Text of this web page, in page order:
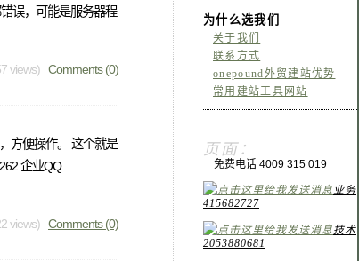
误，可能是服务器程
views) Comments (0)
方便操作。 这个就是
企业QQ
views) Comments (0)
为什么选我们
关于我们
联系方式
onepound外贸建站优势
常用建站工具网站
页面：
免费电话 4009 315 019
业务
415682727
技术
2053880681